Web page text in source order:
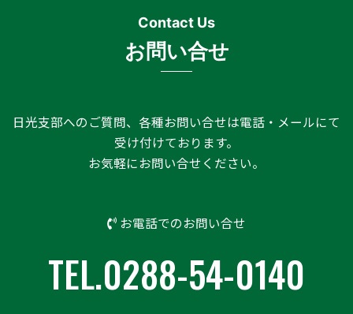
お問い合せ
日光支部へのご質問、各種お問い合せは電話・メールにて
受け付けております。
お気軽にお問い合せください。
お電話でのお問い合せ
TEL.0288-54-0140